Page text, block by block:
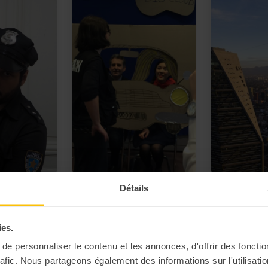
Détails
personnaliser le contenu et les annonces, d'offrir des
Nous partageons également des informations sur
intègre
Cinéfantastic
Highline ou